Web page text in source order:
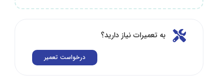
به تعمیرات نیاز دارید؟
درخواست تعمیر